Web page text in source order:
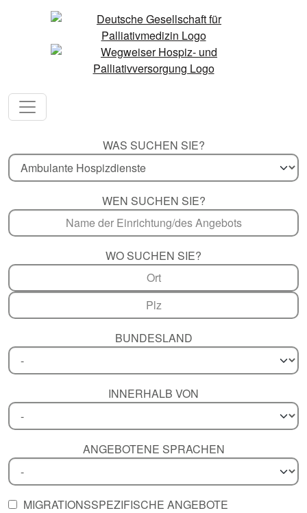
WAS SUCHEN SIE?
WEN SUCHEN SIE?
WO SUCHEN SIE?
BUNDESLAND
INNERHALB VON
ANGEBOTENE SPRACHEN
MIGRATIONSSPEZIFISCHE ANGEBOTE